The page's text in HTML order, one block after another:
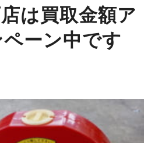
は買取金額ア
ーン中です